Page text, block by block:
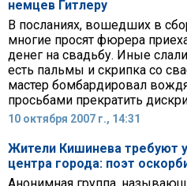
немцев Гитлеру
В посланиях, вошедших в
многие просят фюрера
денег на свадьбу. Иные
есть пальмы и скрипка со
мастер бомбардировал
просьбами прекратить
10 октября 2007 г., 14:31
Жители Кишинева требуют
центра города: поэт